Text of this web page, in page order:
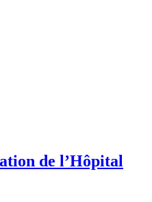
de l’Hôpital